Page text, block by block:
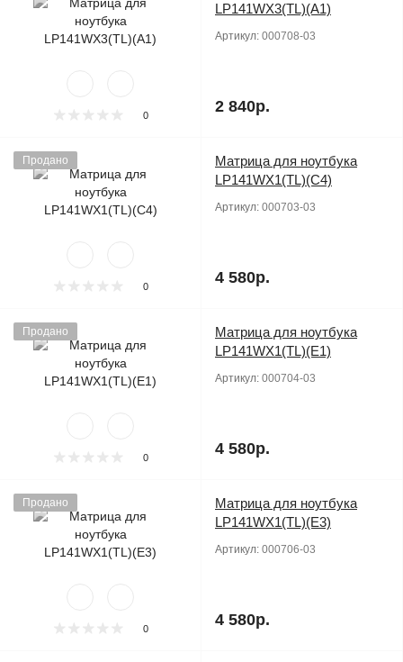
0
LP141WX3(TL)(A1)
Артикул: 000708-03
2 840р.
Продано
0
Матрица для ноутбука
LP141WX1(TL)(C4)
Артикул: 000703-03
4 580р.
Продано
0
Матрица для ноутбука
LP141WX1(TL)(E1)
Артикул: 000704-03
4 580р.
Продано
0
Матрица для ноутбука
LP141WX1(TL)(E3)
Артикул: 000706-03
4 580р.